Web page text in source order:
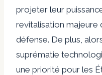
projeter leur
revitalisation majeure
défense. De plus,
suprématie
une priorité pour les